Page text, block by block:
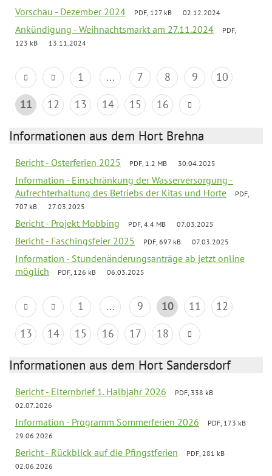
Vorschau - Dezember 2024 PDF, 127 kB 02.12.2024
Ankündigung - Weihnachtsmarkt am 27.11.2024
PDF,
123 kB
13.11.2024
1 ... 7 8 9
10
11
12 13 14 15 16
Informationen aus dem Hort Brehna
Bericht - Osterferien 2025 PDF, 1.2 MB 30.04.2025
Information - Einschränkung der Wasserversorgung -
Aufrechterhaltung des Betriebs der Kitas und Horte
PDF,
707 kB
27.03.2025
Bericht - Projekt Mobbing PDF, 4.4 MB 07.03.2025
Bericht - Faschingsfeier 2025 PDF, 697 kB 07.03.2025
Information - Stundenänderungsanträge ab jetzt online
möglich
PDF, 126 kB 06.03.2025
1 ... 9 10 11
12
13
14 15 16 17 18
Informationen aus dem Hort Sandersdorf
Bericht - Elternbrief 1. Halbjahr 2026
PDF, 338 kB
02.07.2026
Information - Programm Sommerferien 2026
PDF, 173 kB
29.06.2026
Bericht - Rückblick auf die Pfingstferien
PDF, 281 kB
02.06.2026